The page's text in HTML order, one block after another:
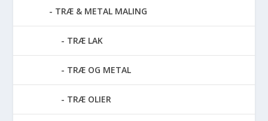
TRÆ & METAL MALING
TRÆ LAK
TRÆ OG METAL
TRÆ OLIER